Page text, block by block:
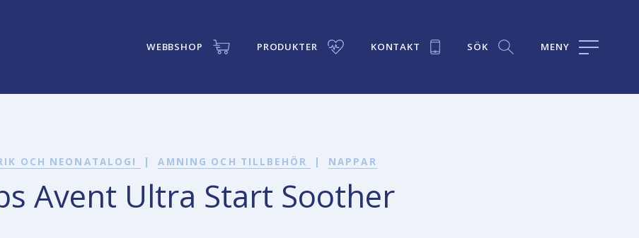
WEBBSHOP PRODUKTER KONTAKT SÖK MENY
OCH NEONATALOGI AMNING OCH TILLBEHÖR NAPPAR
Avent Ultra Start Soother